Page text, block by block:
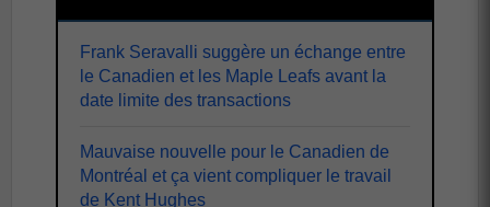
Frank Seravalli suggère un échange entre
le Canadien et les Maple Leafs avant la
date limite des transactions
Mauvaise nouvelle pour le Canadien de
Montréal et ça vient compliquer le travail
de Kent Hughes